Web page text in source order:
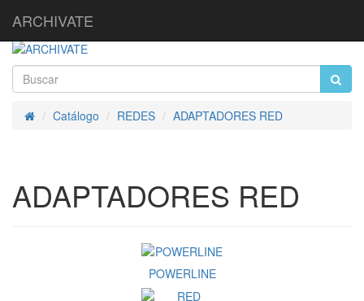
ARCHIVATE
InicioCatálogo REDES ADAPTADORES RED
ADAPTADORES RED
POWERLINE